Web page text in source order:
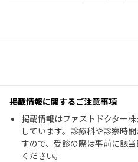
掲載情報に関するご注意事項
掲載情報はファストドクター
しています。診療科や診察時
すので、受診の際は事前に該
ください。